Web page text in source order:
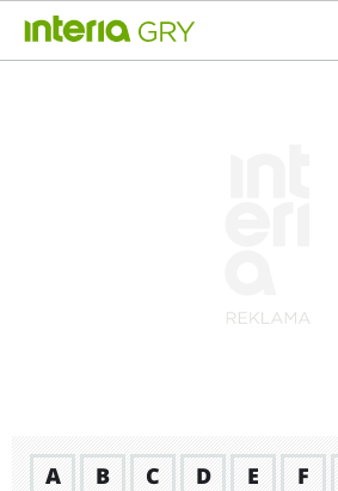
A B C D E F